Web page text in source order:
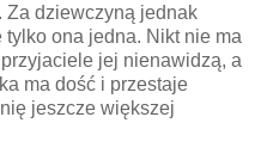
Za dziewczyną jednak
ona jedna. Nikt nie ma
jej nienawidzą, a
ma dość i przestaje
jeszcze większej